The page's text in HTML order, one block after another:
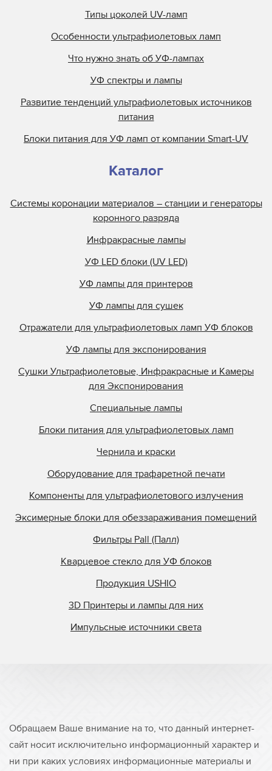
Типы цоколей UV-ламп
Особенности ультрафиолетовых ламп
Что нужно знать об УФ-лампах
УФ спектры и лампы
Развитие тенденций ультрафиолетовых источников
питания
Блоки питания для УФ ламп от компании Smart-UV
Каталог
Системы коронации материалов – станции и генераторы
коронного разряда
Инфракрасные лампы
УФ LED блоки (UV LED)
УФ лампы для принтеров
УФ лампы для сушек
Отражатели для ультрафиолетовых ламп УФ блоков
УФ лампы для экспонирования
Сушки Ультрафиолетовые, Инфракрасные и Камеры
для Экспонирования
Специальные лампы
Блоки питания для ультрафиолетовых ламп
Чернила и краски
Оборудование для трафаретной печати
Компоненты для ультрафиолетового излучения
Эксимерные блоки для обеззараживания помещений
Фильтры Pall (Палл)
Кварцевое стекло для УФ блоков
Продукция USHIO
3D Принтеры и лампы для них
Импульсные источники света
Обращаем Ваше внимание на то, что данный интернет-
сайт носит исключительно информационный характер и
ни при каких условиях информационные материалы и